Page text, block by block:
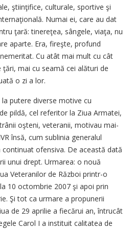
ştiinţifice, culturale, sportive şi
Numai ei, care au dat
ţară: tinereţea, sângele, viaţa, nu
aparte. Era, fireşte, profund
Cu atât mai mult cu cât
mai cu seamă cei alături de
o zi a lor.
putere diverse motive cu
pildă, cel referitor la Ziua Armatei,
oşteni, veteranii, motivau mai-
însă, cum sublinia generalul
ofensiva. De această dată
unui drept. Urmarea: o nouă
Veteranilor de Război printr-o
10 octombrie 2007 şi apoi prin
Şi tot ca urmare a propunerii
de 29 aprilie a fiecărui an, întrucât
Carol I a instituit calitatea de